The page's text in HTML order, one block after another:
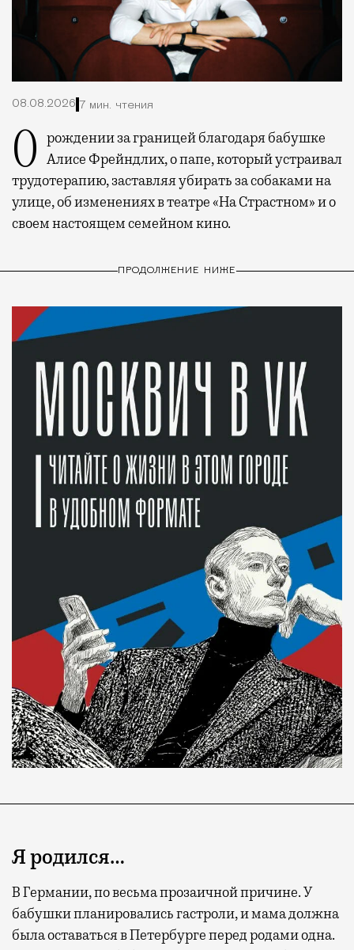
08.08.2026 7 мин. чтения
О рождении за границей благодаря бабушке Алисе Фрейндлих, о папе, который устраивал
трудотерапию, заставляя убирать за собаками на
улице, об изменениях в театре «На Страстном» и о
своем настоящем семейном кино.
ПРОДОЛЖЕНИЕ НИЖЕ
Я родился…
В Германии, по весьма прозаичной причине. У
бабушки планировались гастроли, и мама должна
была оставаться в Петербурге перед родами одна.